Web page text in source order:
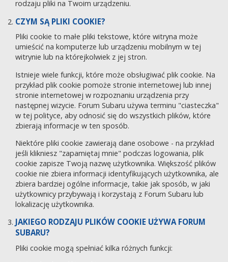
rodzaju pliki na Twoim urządzeniu.
CZYM SĄ PLIKI COOKIE?
Pliki cookie to małe pliki tekstowe, które witryna może
umieścić na komputerze lub urządzeniu mobilnym w tej
witrynie lub na którejkolwiek z jej stron.
Istnieje wiele funkcji, które może obsługiwać plik cookie. Na
przykład plik cookie pomoże stronie internetowej lub innej
stronie internetowej w rozpoznaniu urządzenia przy
następnej wizycie. Forum Subaru używa terminu "ciasteczka"
w tej polityce, aby odnosić się do wszystkich plików, które
zbierają informacje w ten sposób.
Niektóre pliki cookie zawierają dane osobowe - na przykład
jeśli klikniesz "zapamiętaj mnie" podczas logowania, plik
cookie zapisze Twoją nazwę użytkownika. Większość plików
cookie nie zbiera informacji identyfikujących użytkownika, ale
zbiera bardziej ogólne informacje, takie jak sposób, w jaki
użytkownicy przybywają i korzystają z Forum Subaru lub
lokalizację użytkownika.
JAKIEGO RODZAJU PLIKÓW COOKIE UŻYWA FORUM
SUBARU?
Pliki cookie mogą spełniać kilka różnych funkcji: